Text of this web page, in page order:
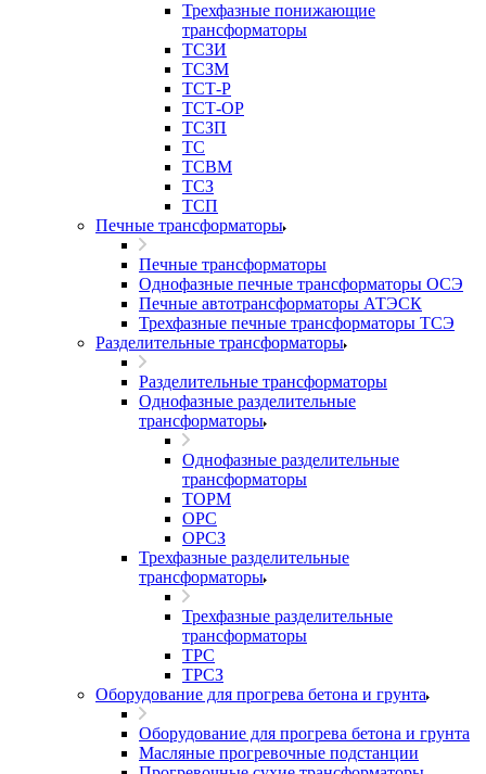
Трехфазные понижающие
трансформаторы
ТСЗИ
ТСЗМ
ТСТ-Р
ТСТ-ОР
ТСЗП
ТС
ТСВМ
ТСЗ
ТСП
Печные трансформаторы
Печные трансформаторы
Однофазные печные трансформаторы ОСЭ
Печные автотрансформаторы АТЭСК
Трехфазные печные трансформаторы ТСЭ
Разделительные трансформаторы
Разделительные трансформаторы
Однофазные разделительные
трансформаторы
Однофазные разделительные
трансформаторы
ТОРМ
ОРС
ОРСЗ
Трехфазные разделительные
трансформаторы
Трехфазные разделительные
трансформаторы
ТРС
ТРСЗ
Оборудование для прогрева бетона и грунта
Оборудование для прогрева бетона и грунта
Масляные прогревочные подстанции